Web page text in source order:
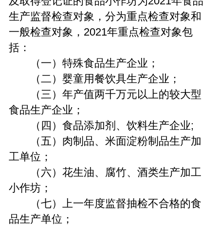
生产监督检查对象，分为重点检查对象和
一般检查对象，2021年重点检查对象包
括：
（一）特殊食品生产企业；
（二）婴童用餐饮具生产企业；
（三）年产值两千万元以上的较大型
食品生产企业；
（四）食品添加剂、饮料生产企业;
（五）肉制品、米面淀粉制品生产加
工单位；
（六）花生油、腐竹、酒类生产加工
小作坊；
（七）上一年度监督抽检不合格的食
品生产单位；